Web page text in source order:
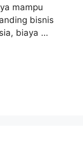
mampu
bisnis
biaya …